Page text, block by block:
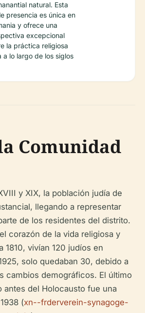
natural. Esta
presencia es única en
y ofrece una
excepcional
la práctica religiosa
a lo largo de los siglos
Comunidad
y XIX, la población judía de
llegando a representar
de los residentes del distrito.
corazón de la vida religiosa y
1810, vivían 120 judíos en
solo quedaban 30, debido a
cambios demográficos. El último
antes del Holocausto fue una
(xn--frderverein-synagoge-